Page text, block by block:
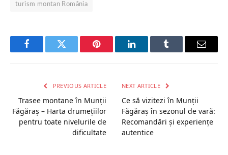
turism montan România
FacebookTwitter Pinterest LinkedInTumblr Email
PREVIOUS ARTICLE
Trasee montane în Munții
Făgăraș – Harta drumețiilor
pentru toate nivelurile de
dificultate
NEXT ARTICLE
Ce să vizitezi în Munții
Făgăraș în sezonul de vară:
Recomandări și experiențe
autentice